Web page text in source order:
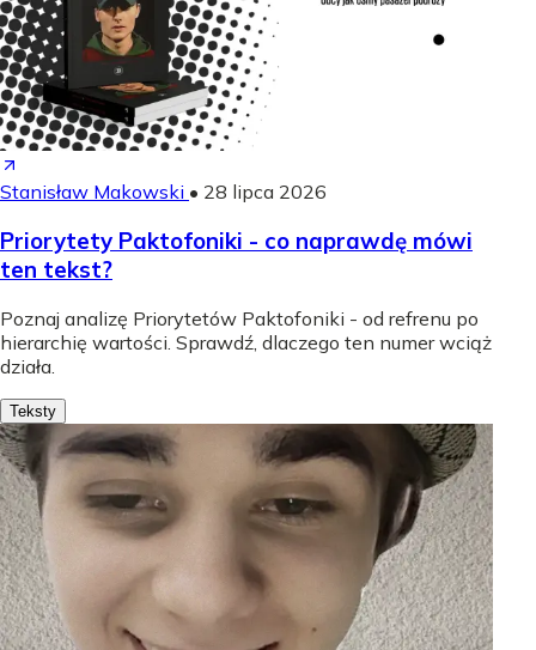
Stanisław Makowski • 28 lipca 2026
Priorytety Paktofoniki - co naprawdę mówi
ten tekst?
Poznaj analizę Priorytetów Paktofoniki - od refrenu po
hierarchię wartości. Sprawdź, dlaczego ten numer wciąż
działa.
Teksty